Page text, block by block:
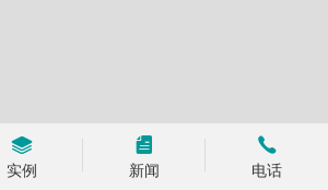
实例 新闻 电话